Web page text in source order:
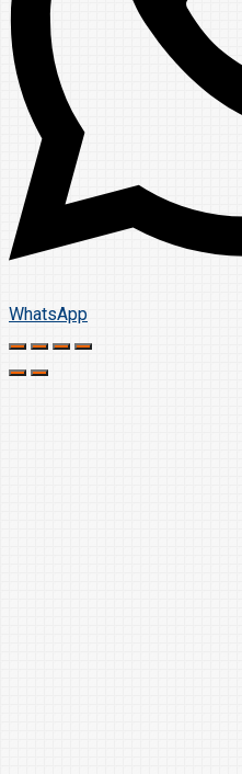
WhatsApp